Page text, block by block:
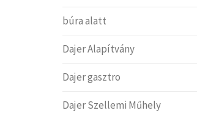
búra alatt
Dajer Alapítvány
Dajer gasztro
Dajer Szellemi Műhely